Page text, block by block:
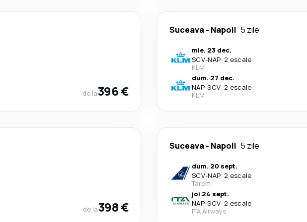
de la396 €
Suceava- Napoli 5 zile
mie. 23 dec.
SCV-NAP· 2 escale
KLM
dum. 27 dec.
NAP-SCV· 2 escale
KLM
de la398 €
Suceava- Napoli 5 zile
dum. 20 sept.
SCV-NAP· 2 escale
Tarom
joi 24 sept.
NAP-SCV· 2 escale
ITA Airways